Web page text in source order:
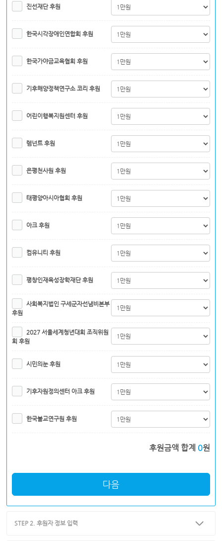
진선재단 후원
한국시각장애인연합회 후원
한국가야금교육협회 후원
기후해양정책연구소 코리 후원
어린이행복지원센터 후원
렘넌트 후원
은평천사원 후원
태평양아시아협회 후원
아크 후원
컴유니티 후원
평창인재육성장학재단 후원
사회복지법인 구세군자선냄비본부
후원
2027 서울세계청년대회 조직위원
회 후원
시민의눈 후원
기후자원정의센터 아크 후원
한국불교연구원 후원
후원금액 합계 0원
다음
STEP 2. 후원자 정보 입력